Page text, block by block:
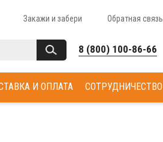
Закажи и забери Обратная связь
8 (800) 100-86-66
СОТРУДНИЧЕСТВО
И ОПЛАТА